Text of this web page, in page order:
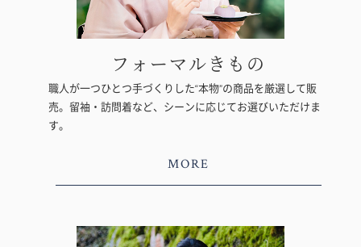
フォーマルきもの
職人が一つひとつ手づくりした“本物”の商品を厳選して販
売。留袖・訪問着など、シーンに応じてお選びいただけま
す。
MORE